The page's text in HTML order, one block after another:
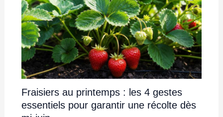
Fraisiers au printemps : les 4 gestes
essentiels pour garantir une récolte dès